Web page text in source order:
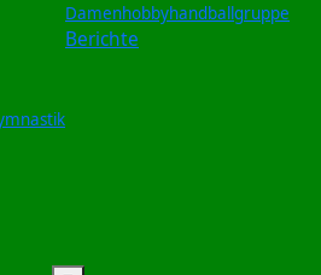
Damenhobbyhandballgruppe
Berichte